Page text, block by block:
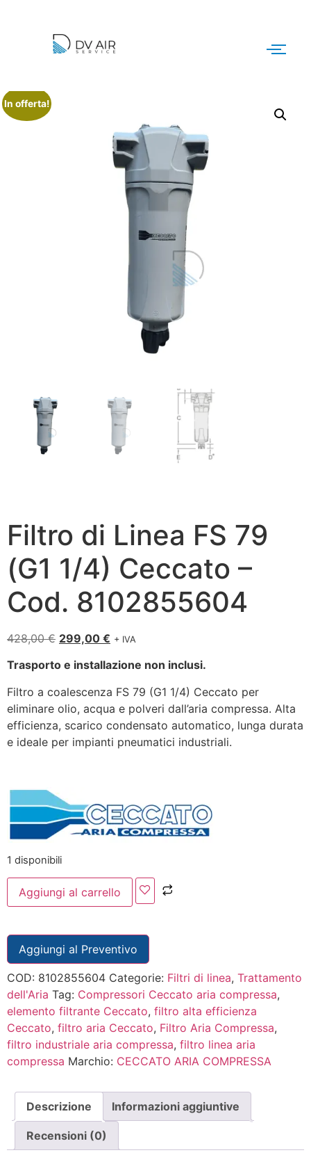
In offerta!
Filtro di Linea FS 79
(G1 1/4) Ceccato –
Cod. 8102855604
428,00€ 299,00 € + IVA
Trasporto e installazione non inclusi.
Filtro a coalescenza FS 79 (G1 1/4) Ceccato per
eliminare olio, acqua e polveri dall’aria compressa. Alta
efficienza, scarico condensato automatico, lunga durata
e ideale per impianti pneumatici industriali.
1 disponibili
Aggiungi al carrello
Aggiungi al Preventivo
COD: 8102855604 Categorie: Filtri di linea, Trattamento
dell'Aria Tag: Compressori Ceccato aria compressa,
elemento filtrante Ceccato, filtro alta efficienza
Ceccato, filtro aria Ceccato, Filtro Aria Compressa,
filtro industriale aria compressa, filtro linea aria
compressa Marchio: CECCATO ARIA COMPRESSA
Descrizione Informazioni aggiuntive
Recensioni (0)